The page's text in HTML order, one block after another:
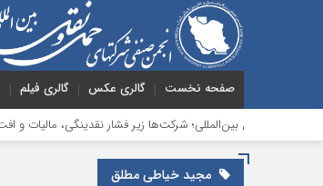
صفحه نخست گالری عکس گالری فیلم
بین‌المللی؛ شرکت‌ها زیر فشار نقدینگی، مالیات و افت عملیات
مجید خیاطی مطلق